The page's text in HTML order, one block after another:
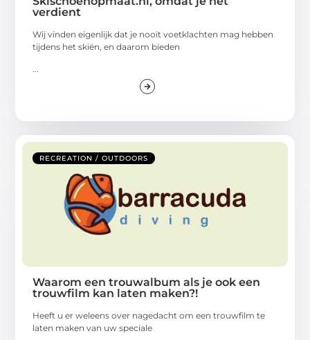
verdient
Wij vinden eigenlijk dat je nooit voetklachten mag hebben
tijdens het skiën, en daarom bieden
RECREATION / OUTDOORS
Waarom een trouwalbum als je ook een
trouwfilm kan laten maken?!
Heeft u er weleens over nagedacht om een trouwfilm te
laten maken van uw speciale